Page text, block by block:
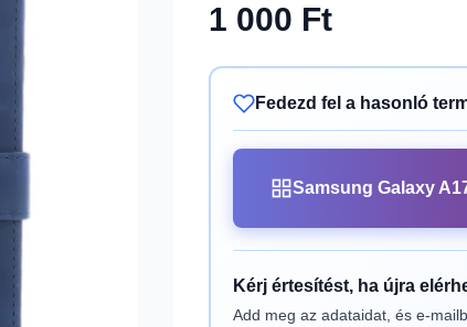
1 000 Ft
Fedezd fel a hasonló
Samsung Galaxy
Kérj értesítést, ha újra
Add meg az adataidat, és e-